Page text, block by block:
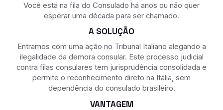
Você está na fila do Consulado há anos ou não quer
esperar uma década para ser chamado.
A SOLUÇÃO
Entramos com uma ação no Tribunal Italiano alegando a
ilegalidade da demora consular. Este processo judicial
contra filas consulares tem jurisprudência consolidada e
permite o reconhecimento direto na Itália, sem
dependência do consulado brasileiro.
VANTAGEM